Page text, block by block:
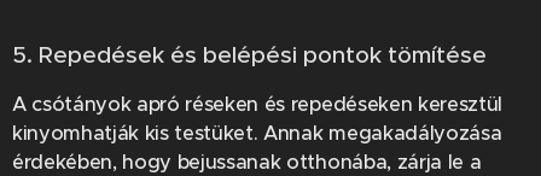
5. Repedések és belépési pontok tömítése
A csótányok apró réseken és repedéseken keresztül
kinyomhatják kis testüket. Annak megakadályozása
érdekében, hogy bejussanak otthonába, zárja le a